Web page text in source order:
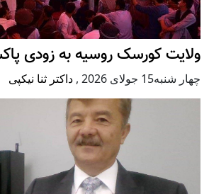
ولایت کورسک روسیه به زودی
چهار شنبه15 جولای 2026 , داکتر ثنا نیکپی